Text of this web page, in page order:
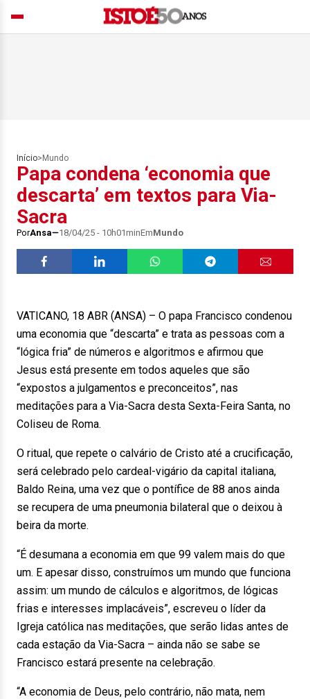
Início> Mundo
Papa condena ‘economia que
descarta’ em textos para Via-
Sacra
PorAnsa 18/04/25 - 10h01minEmMundo
VATICANO, 18 ABR (ANSA) – O papa Francisco condenou
uma economia que “descarta” e trata as pessoas com a
“lógica fria” de números e algoritmos e afirmou que
Jesus está presente em todos aqueles que são
“expostos a julgamentos e preconceitos”, nas
meditações para a Via-Sacra desta Sexta-Feira Santa, no
Coliseu de Roma.
O ritual, que repete o calvário de Cristo até a crucificação,
será celebrado pelo cardeal-vigário da capital italiana,
Baldo Reina, uma vez que o pontífice de 88 anos ainda
se recupera de uma pneumonia bilateral que o deixou à
beira da morte.
“É desumana a economia em que 99 valem mais do que
um. E apesar disso, construímos um mundo que funciona
assim: um mundo de cálculos e algoritmos, de lógicas
frias e interesses implacáveis”, escreveu o líder da
Igreja católica nas meditações, que serão lidas antes de
cada estação da Via-Sacra – ainda não se sabe se
Francisco estará presente na celebração.
“A economia de Deus, pelo contrário, não mata, nem